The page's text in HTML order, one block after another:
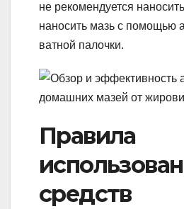
не рекомендуется
наносить мазь с помощью
ватной палочки.
Правила
средств